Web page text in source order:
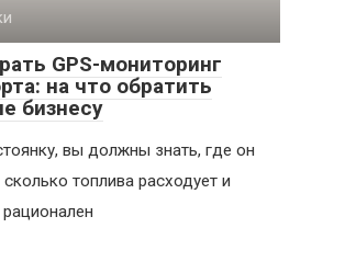
GPS-мониторинг
на что обратить
бизнесу
вы должны знать, где он
сколько топлива расходует и